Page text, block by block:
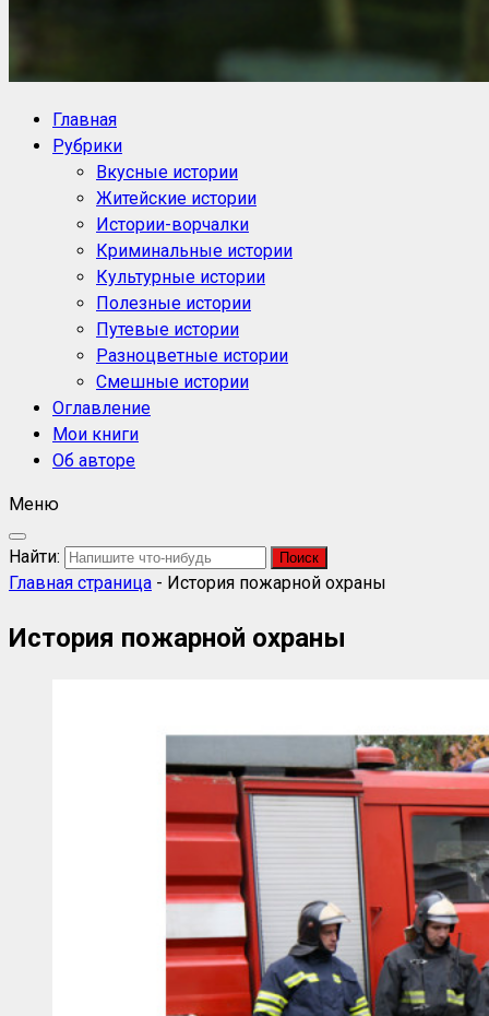
Блог историй NoorySan
Главная
Рубрики
Вкусные истории
Житейские истории
Истории-ворчалки
Криминальные истории
Культурные истории
Полезные истории
Путевые истории
Разноцветные истории
Смешные истории
Оглавление
Мои книги
Об авторе
Меню
Найти:
Главная страница - История пожарной охраны
История пожарной охраны